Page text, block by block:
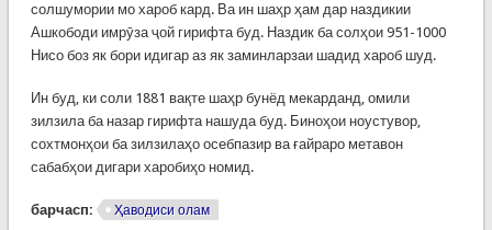
солшумории мо хароб кард. Ва ин шаҳр ҳам дар наздикии
Ашкободи имрӯза ҷой гирифта буд. Наздик ба солҳои 951-1000
Нисо боз як бори идигар аз як заминларзаи шадид хароб шуд.
Ин буд, ки соли 1881 вақте шаҳр бунёд мекарданд, омили
зилзила ба назар гирифта нашуда буд. Биноҳои ноустувор,
сохтмонҳои ба зилзилаҳо осебпазир ва ғайраро метавон
сабабҳои дигари харобиҳо номид.
барчасп: Ҳаводиси олам